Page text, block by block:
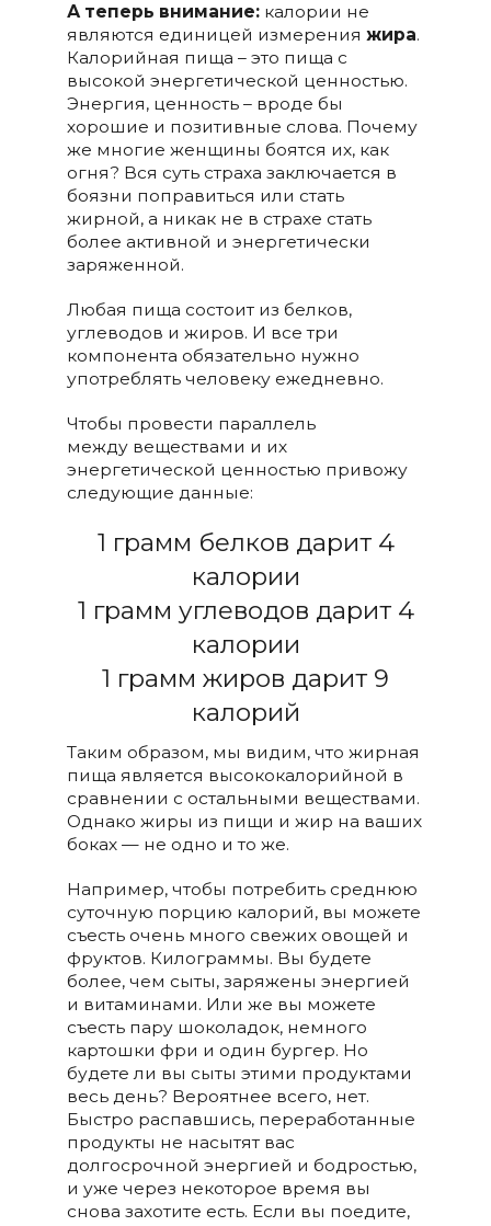
А теперь внимание:калории не
являются единицей измерения жира.
Калорийная пища – это пища с
высокой энергетической ценностью.
Энергия, ценность – вроде бы
хорошие и позитивные слова. Почему
же многие женщины боятся их, как
огня? Вся суть страха заключается в
боязни поправиться или стать
жирной, а никак не в страхе стать
более активной и энергетически
заряженной.
Любая пища состоит из белков,
углеводов и жиров. И все три
компонента обязательно нужно
употреблять человеку ежедневно.
Чтобы провести параллель
между веществами и их
энергетической ценностью привожу
следующие данные:
1 грамм белков дарит 4
калории
1 грамм углеводов дарит 4
калории
1 грамм жиров дарит 9
калорий
Таким образом, мы видим, что жирная
пища является высококалорийной в
сравнении с остальными веществами.
Однако жиры из пищи и жир на ваших
боках — не одно и то же.
Например, чтобы потребить среднюю
суточную порцию калорий, вы можете
съесть очень много свежих овощей и
фруктов. Килограммы. Вы будете
более, чем сыты, заряжены энергией
и витаминами. Или же вы можете
съесть пару шоколадок, немного
картошки фри и один бургер. Но
будете ли вы сыты этими продуктами
весь день? Вероятнее всего, нет.
Быстро распавшись, переработанные
продукты не насытят вас
долгосрочной энергией и бодростью,
и уже через некоторое время вы
снова захотите есть. Если вы поедите,